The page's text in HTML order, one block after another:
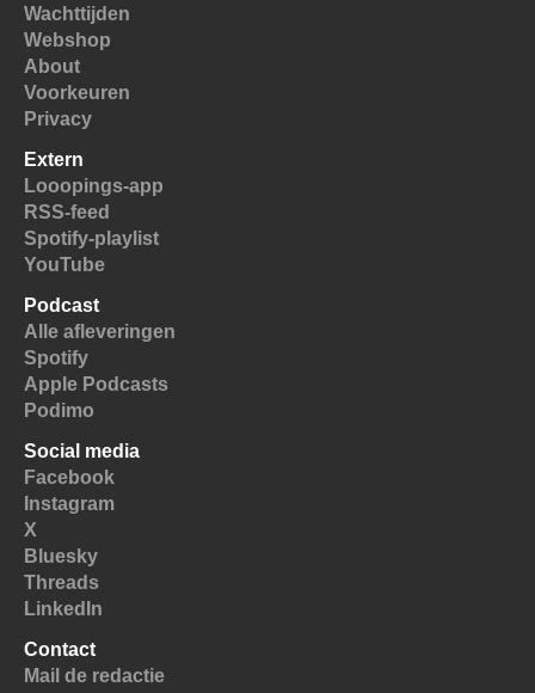
Wachttijden
Webshop
About
Voorkeuren
Privacy
Extern
Looopings-app
RSS-feed
Spotify-playlist
YouTube
Podcast
Alle afleveringen
Spotify
Apple Podcasts
Podimo
Social media
Facebook
Instagram
X
Bluesky
Threads
LinkedIn
Contact
Mail de redactie